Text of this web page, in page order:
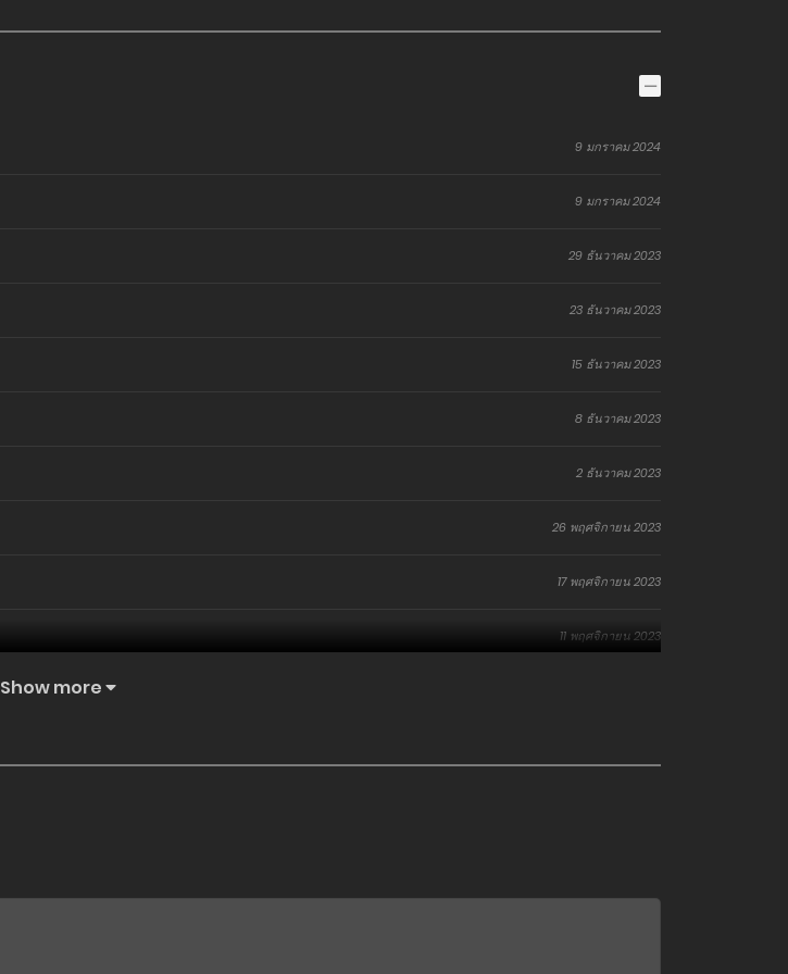
9 มกราคม 2024
9 มกราคม 2024
29 ธันวาคม 2023
23 ธันวาคม 2023
15 ธันวาคม 2023
8 ธันวาคม 2023
2 ธันวาคม 2023
26 พฤศจิกายน 2023
17 พฤศจิกายน 2023
11 พฤศจิกายน 2023
Show more